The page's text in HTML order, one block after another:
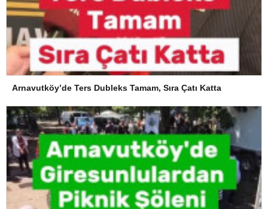
Arnavutköy’de Ters Dubleks Tamam, Sıra Çatı Katta